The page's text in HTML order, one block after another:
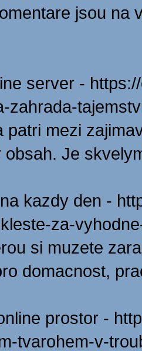
jsou na
server -
zahrada-
patri mezi
obsah. Je
kazdy den -
za-
si muzete
domacnost,
prostor -
tvarohem-v-